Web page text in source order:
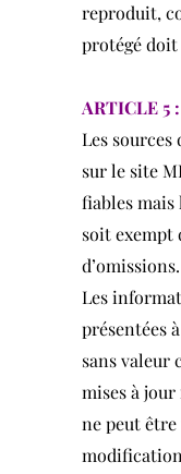
reproduit,
protégé doit
ARTICLE 5
Les
sur le site
fiables mais
soit exempt
d’omissions.
Les
présentées
sans valeur
mises à jour
ne peut être